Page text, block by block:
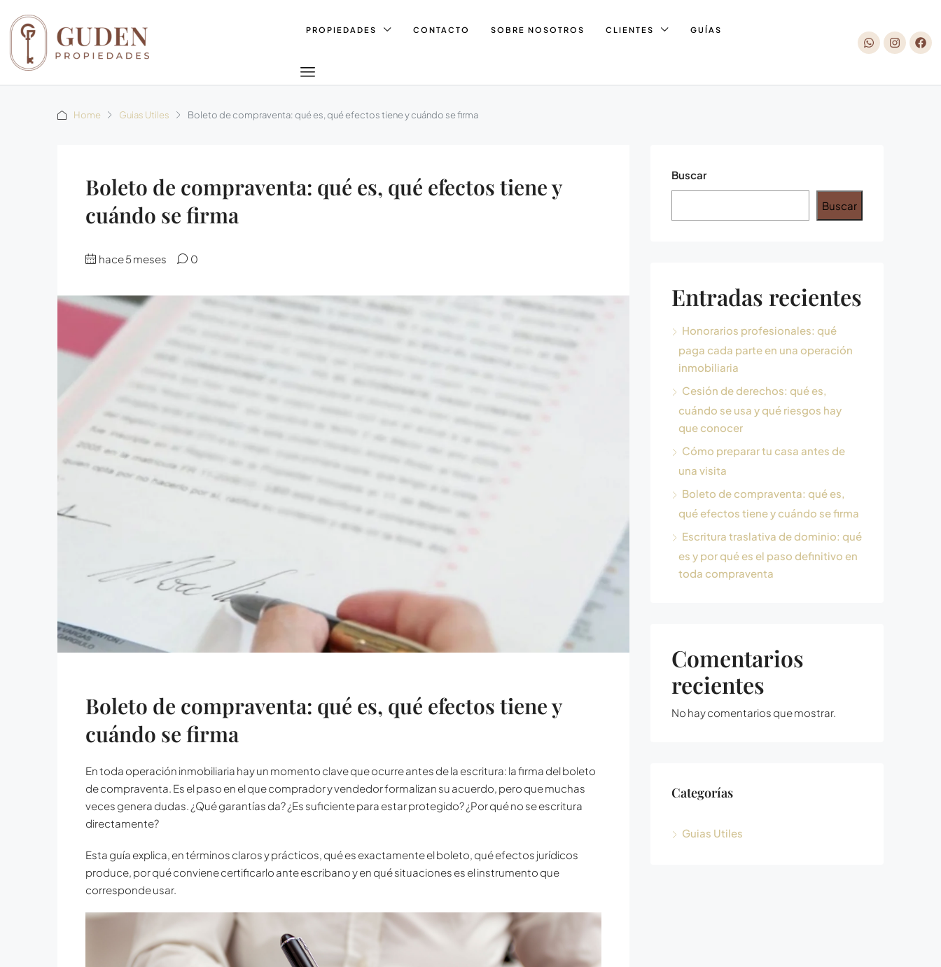
PROPIEDADES CONTACTO SOBRE NOSOTROS CLIENTES GUÍAS
Home Guias Utiles Boleto de compraventa: qué es, qué efectos tiene y cuándo se firma
Boleto de compraventa: qué es, qué efectos tiene y
cuándo se firma
hace 5 meses 0
Boleto de compraventa: qué es, qué efectos tiene y
cuándo se firma
En toda operación inmobiliaria hay un momento clave que ocurre antes de la escritura: la firma del boleto
de compraventa. Es el paso en el que comprador y vendedor formalizan su acuerdo, pero que muchas
veces genera dudas. ¿Qué garantías da? ¿Es suficiente para estar protegido? ¿Por qué no se escritura
directamente?
Esta guía explica, en términos claros y prácticos, qué es exactamente el boleto, qué efectos jurídicos
produce, por qué conviene certificarlo ante escribano y en qué situaciones es el instrumento que
corresponde usar.
Buscar
Buscar
Entradas recientes
Honorarios profesionales: qué
paga cada parte en una operación
inmobiliaria
Cesión de derechos: qué es,
cuándo se usa y qué riesgos hay
que conocer
Cómo preparar tu casa antes de
una visita
Boleto de compraventa: qué es,
qué efectos tiene y cuándo se firma
Escritura traslativa de dominio: qué
es y por qué es el paso definitivo en
toda compraventa
Comentarios
recientes
No hay comentarios que mostrar.
Categorías
Guias Utiles